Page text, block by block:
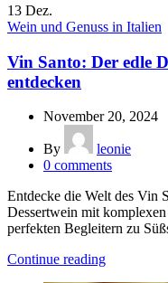
13 Dez.
Wein und Genuss in Italien
Vin Santo: Der edle
entdecken
November 20, 2024
By
leonie
0 comments
Entdecke die Welt des Vin
Dessertwein mit
perfekten Begleitern zu
Continue reading